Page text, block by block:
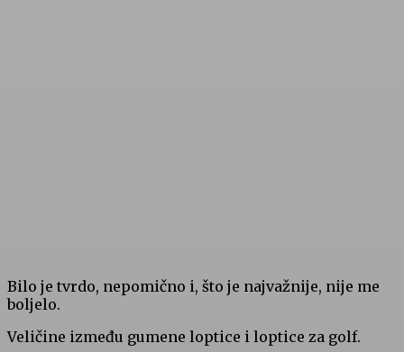
Bilo je tvrdo, nepomično i, što je najvažnije, nije me
boljelo.
Veličine između gumene loptice i loptice za golf.